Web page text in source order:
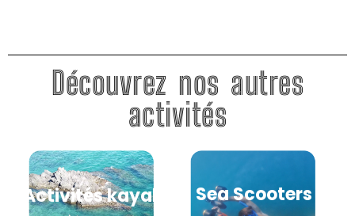
Découvrez nos autres
activités
Activités kayak Sea Scooters